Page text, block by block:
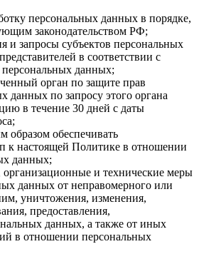
персональных данных в порядке,
законодательством РФ;
и запросы субъектов персональных
в соответствии с
данных;
орган по защите прав
данных по запросу этого органа
в течение 30 дней с даты
образом обеспечивать
к настоящей Политике в отношении
данных;
и технические меры
данных от неправомерного или
уничтожения, изменения,
предоставления,
данных, а также от иных
в отношении персональных